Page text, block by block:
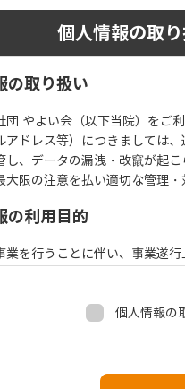
個人情報の取
の取り扱い
団 やよい会（以下当院）をご
アドレス等）につきましては
し、データの漏洩・改竄が起
大限の注意を払い適切な管理
の利用目的
業を行うことに伴い、事業遂
ルでの問い合わせに対する確認
個人情報の